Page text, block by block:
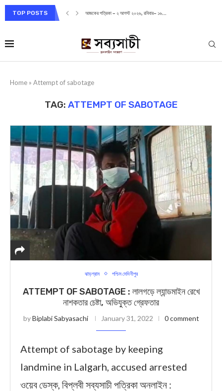
TOP POSTS আজকের পত্রিকা – ২ আগস্ট ২০২৬, রবিবার– ১৬...
Home » Attempt of sabotage
TAG: ATTEMPT OF SABOTAGE
ঝাড়গ্রাম পশ্চিম মেদিনীপুর
ATTEMPT OF SABOTAGE : ল‍ালগড়ে ল্যান্ডমাইন রেখে
নাশকতার চেষ্টা, অভিযু্ক্ত গ্রেফতার
byBiplabi Sabyasachi January 31, 2022 0 comment
Attempt of sabotage by keeping
landmine in Lalgarh, accused arrested
ওয়েব ডেস্ক, বিপ্লবী সব্যসাচী পত্রিকা অনলাইন :